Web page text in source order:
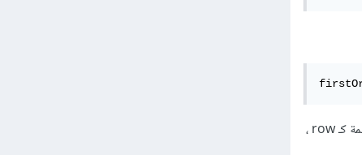
تعمل هاتان الدالتان على البحث عن قيمة معينة في الداتابيز ، في حال لم تتوفر أو لم يجدها يتم إضافة هذه القيمة كـ row ،